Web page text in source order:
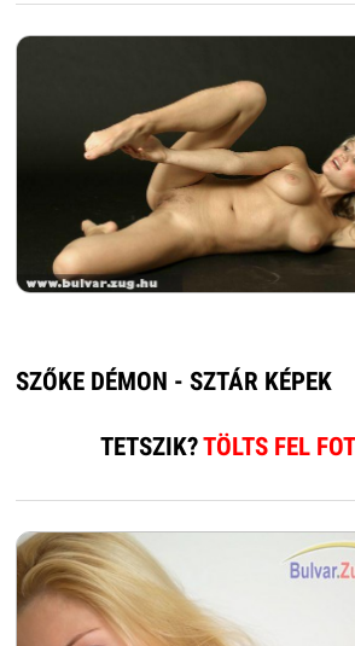
SZŐKE DÉMON - SZTÁR KÉPEK
TETSZIK?TÖLTS FEL